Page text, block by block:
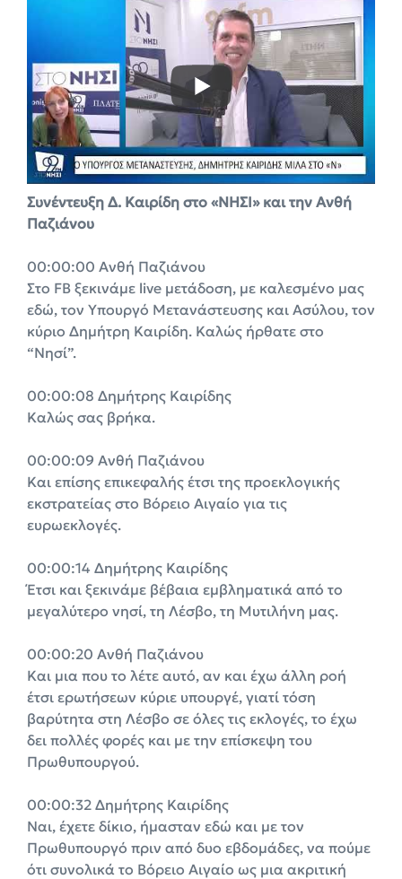
Συνέντευξη Δ. Καιρίδη στο «ΝΗΣΙ» και την Ανθή
Παζιάνου
00:00:00 Ανθή Παζιάνου
Στο FB ξεκινάμε live μετάδοση, με καλεσμένο μας
εδώ, τον Υπουργό Μετανάστευσης και Ασύλου, τον
κύριο Δημήτρη Καιρίδη. Καλώς ήρθατε στο
“Νησί”.
00:00:08 Δημήτρης Καιρίδης
Καλώς σας βρήκα.
00:00:09 Ανθή Παζιάνου
Και επίσης επικεφαλής έτσι της προεκλογικής
εκστρατείας στο Βόρειο Αιγαίο για τις
ευρωεκλογές.
00:00:14 Δημήτρης Καιρίδης
Έτσι και ξεκινάμε βέβαια εμβληματικά από το
μεγαλύτερο νησί, τη Λέσβο, τη Μυτιλήνη μας.
00:00:20 Ανθή Παζιάνου
Και μια που το λέτε αυτό, αν και έχω άλλη ροή
έτσι ερωτήσεων κύριε υπουργέ, γιατί τόση
βαρύτητα στη Λέσβο σε όλες τις εκλογές, το έχω
δει πολλές φορές και με την επίσκεψη του
Πρωθυπουργού.
00:00:32 Δημήτρης Καιρίδης
Ναι, έχετε δίκιο, ήμασταν εδώ και με τον
Πρωθυπουργό πριν από δυο εβδομάδες, να πούμε
ότι συνολικά το Βόρειο Αιγαίο ως μια ακριτική